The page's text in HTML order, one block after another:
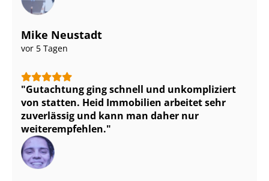
Mike Neustadt
vor 5 Tagen
Gutachtung ging schnell und unkompliziert
von statten. Heid Immobilien arbeitet sehr
zuverlässig und kann man daher nur
weiterempfehlen.